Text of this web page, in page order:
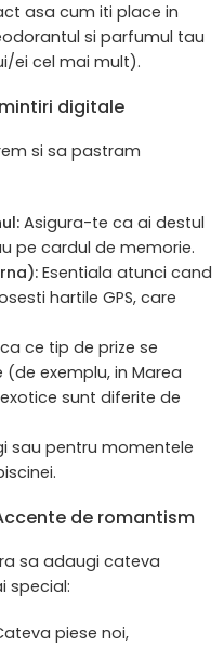
asa cum iti place in
si parfumul tau
ei cel mai mult).
digitale
si sa pastram
Asigura-te ca ai destul
pe cardul de memorie.
Esentiala atunci cand
hartile GPS, care
ce tip de prize se
exemplu, in Marea
exotice sunt diferite de
sau pentru momentele
de romantism
sa adaugi cateva
special:
piese noi,